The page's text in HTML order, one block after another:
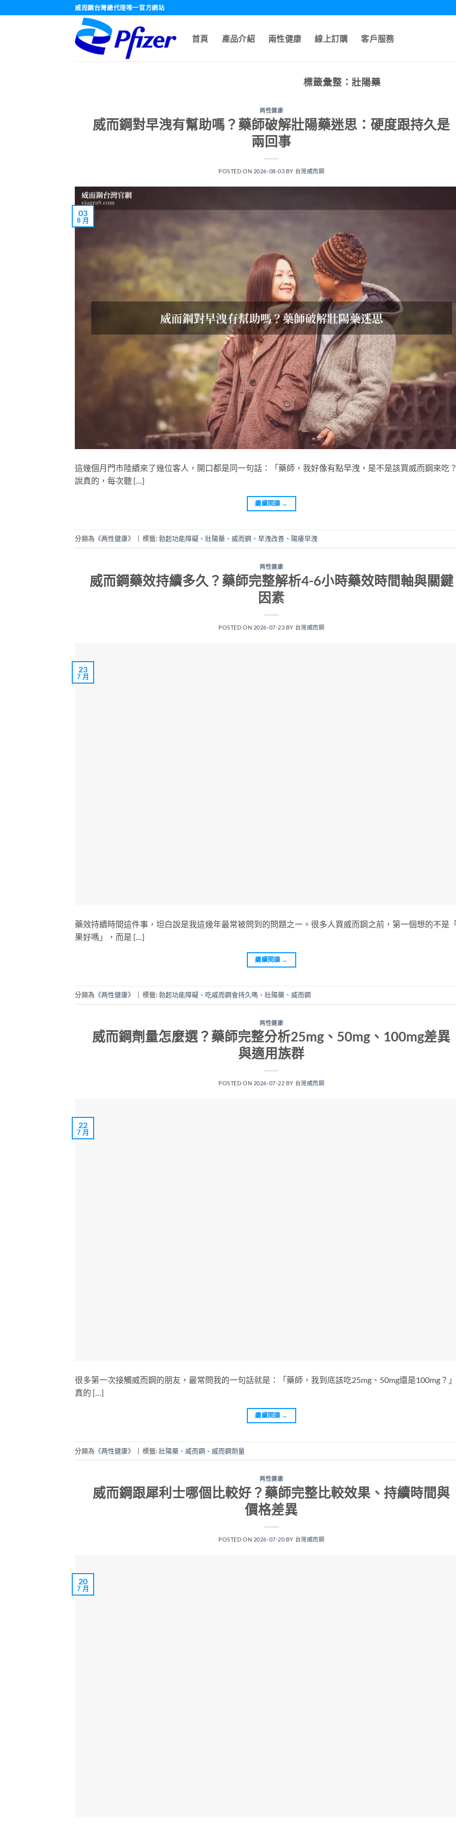
威而鋼台灣總代理唯一官方網站
首頁 產品介紹 兩性健康 線上訂購 客戶服務
標籤彙整： 壯陽藥
两性健康
威而鋼對早洩有幫助嗎？藥師破解壯陽藥迷思：硬度跟持久是
兩回事
POSTED ON 2026-08-03 BY 台灣威而鋼
03
8 月
這幾個月門市陸續來了幾位客人，開口都是同一句話：「藥師，我好像有點早洩，是不是該買威而鋼來吃
說真的，每次聽 […]
繼續閱讀 →
分類為《两性健康》 標籤:勃起功能障礙 、 壯陽藥 、 威而鋼 、 早洩改善 、 陽痿早洩
两性健康
威而鋼藥效持續多久？藥師完整解析4-6小時藥效時間軸與關鍵
因素
POSTED ON 2026-07-23 BY 台灣威而鋼
23
7 月
藥效持續時間這件事，坦白說是我這幾年最常被問到的問題之一。很多人買威而鋼之前，第一個想的不是
果好嗎」，而是 […]
繼續閱讀 →
分類為《两性健康》 標籤:勃起功能障礙 、 吃威而鋼會持久嗎 、 壯陽藥 、 威而鋼
两性健康
威而鋼劑量怎麼選？藥師完整分析25mg、50mg、100mg差異
與適用族群
POSTED ON 2026-07-22 BY 台灣威而鋼
22
7 月
很多第一次接觸威而鋼的朋友，最常問我的一句話就是：「藥師，我到底該吃25mg、50mg還是100mg？
真的 […]
繼續閱讀 →
分類為《两性健康》 標籤:壯陽藥 、 威而鋼 、 威而鋼劑量
两性健康
威而鋼跟犀利士哪個比較好？藥師完整比較效果、持續時間與
價格差異
POSTED ON 2026-07-20 BY 台灣威而鋼
20
7 月